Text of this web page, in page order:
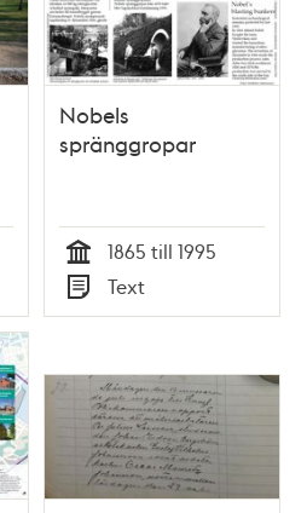
Nobels
spränggropar
Tid
1865 till 1995
Typ
Text